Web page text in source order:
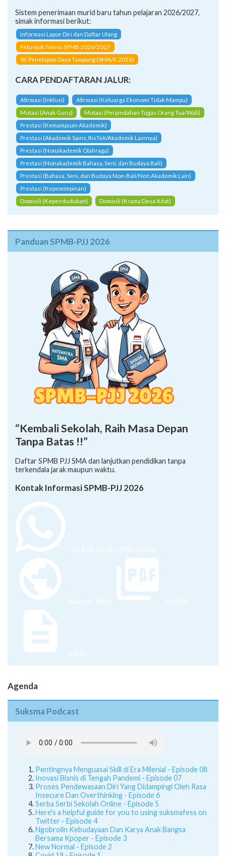
Sistem penerimaan murid baru tahun pelajaran 2026/2027,
simak informasi berikut:
Informasi Lapor Diri dan Daftar Ulang
Petunjuk Teknis SPMB 2026/2027
SK Penetapan Daya Tampung (SMA/K 2026)
CARA PENDAFTARAN JALUR:
Afirmasi (Inklusi)
Afirmasi (Keluarga Ekonomi Tidak Mampu)
Mutasi (Anak Guru)
Mutasi (Perpindahan Tugas Orang Tua/Wali)
Prestasi (Kemampuan Akademik)
Prestasi (Akademik Sains, RisTek/Akademik Lainnya)
Prestasi (Nonakademik Olahraga)
Prestasi (Nonakademik Bahasa, Seni, dan Budaya Bali)
Prestasi (Bahasa, Seni, dan Budaya Non-Bali/Non Akademik Lain)
Prestasi (Kepemimpinan)
Domisili (Kependudukan)
Domisili (Krama Desa Adat)
Panduan SPMB-PJJ 2026
“Kembali Sekolah, Raih Masa Depan
Tanpa Batas !!”
Daftar SPMB PJJ SMA dan lanjutkan pendidikan tanpa
terkendala jarak maupun waktu.
Kontak Informasi SPMB-PJJ 2026
+62 878-8528-5958 (Ayumi)
Halaman Web Pamflet
Juknis
Agenda
Suksma Podcast
Pentingnya Menguasai Skill di Era Milenial - Episode 08
Inovasi Bisnis di Tengah Pandemi - Episode 07
Proses Pendewasaan Diri Yang Didampingi Oleh Rasa
Insecure Dan Overthinking - Episode 6
Serba Serbi Sekolah Online - Episode 5
Here's a helpful guide for you to using suksmafess on
Twitter - Episode 4
Ngobrolin Kebudayaan Dan Karya Anak Bangsa
Bersama Kpoper - Episode 3
New Normal - Episode 2